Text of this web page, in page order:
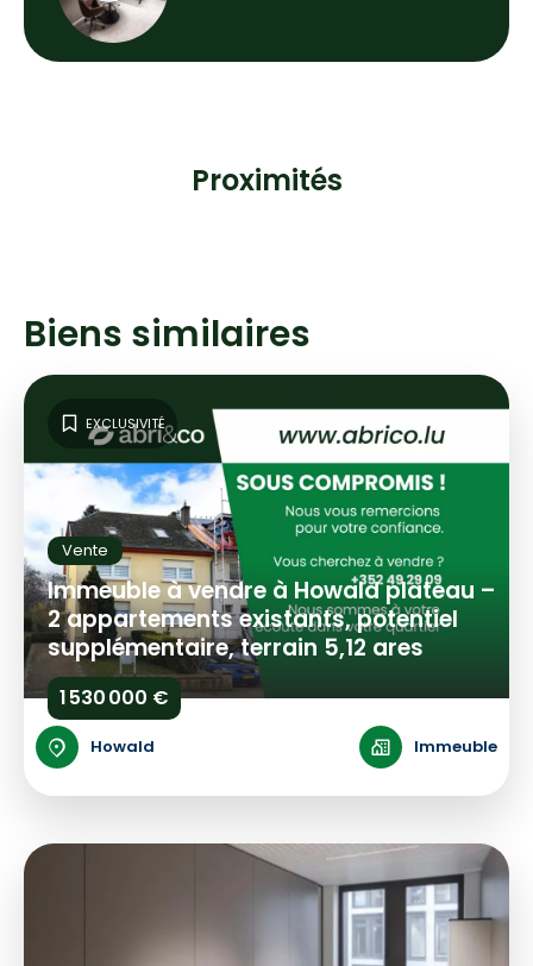
Proximités
Biens similaires
Vente
Immeuble à vendre à Howald plateau –
2 appartements existants, potentiel
supplémentaire, terrain 5,12 ares
1 530 000 €
Howald Immeuble
EXCLUSIVITÉ